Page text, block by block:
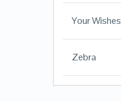
Your Wishes
Zebra